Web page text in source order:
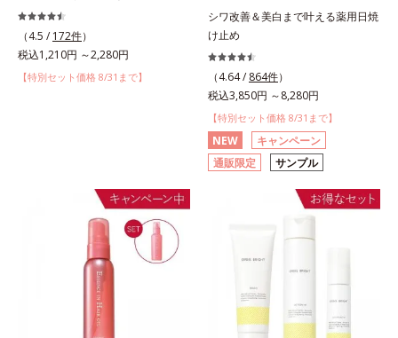
（4.5 / 172件）
税込1,210円 ～2,280円
【特別セット価格 8/31まで】
シワ改善＆美白まで叶える薬用日焼
け止め
（4.64 / 864件）
税込3,850円 ～8,280円
【特別セット価格 8/31まで】
NEW
キャンペーン
通販限定
サンプル